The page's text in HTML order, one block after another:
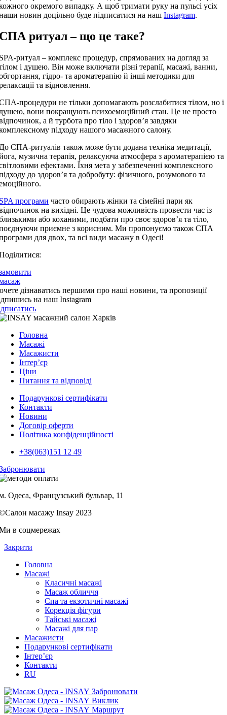
окремого випадку. А щоб тримати руку на пульсі усіх
новин доцільно буде підписатися на наш Instagram.
ритуал – що це таке?
ритуал – комплекс процедур, спрямованих на догляд за
і душею. Він може включати різні терапії, масажі, ванни,
гідро- та ароматерапію й інші методики для
та відновлення.
процедури не тільки допомагають розслабитися тілом, но і
вони покращують психоемоційний стан. Це не просто
а й турбота про тіло і здоров’я завдяки
підходу нашого масажного салону.
СПА-ритуалів також може бути додана техніка медитації,
музична терапія, релаксуюча атмосфера з ароматерапією та
ефектами. Їхня мета у забезпеченні комплексного
до здоров’я та добробуту: фізичного, розумового та
програми часто обирають жінки та сімейні пари як
на вихідні. Це чудова можливість провести час із
або коханими, подбати про своє здоров’я та тіло,
приємне з корисним. Ми пропонуємо також СПА
для двох, та всі види масажу в Одесі!
дізнаватись першими про наші новини, та пропозиції
на наш Instagram
Головна
Масажі
Масажисти
Інтер’єр
Ціни
Питання та відповіді
Подарункові сертифікати
Контакти
Новини
Договір оферти
Політика конфіденційності
+38(063)151 12 49
Одеса, Французський бульвар, 11
масажу Insay 2023
в соцмережах
Закрити
Головна
Масажі
Класичні масажі
Масаж обличчя
Спа та екзотичні масажі
Корекція фігури
Тайські масажі
Масажі для пар
Масажисти
Подарункові сертифікати
Інтер’єр
Контакти
RU
Забронювати
Виклик
Маршрут